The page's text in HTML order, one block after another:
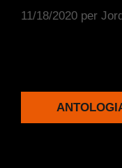
11/18/2020 per